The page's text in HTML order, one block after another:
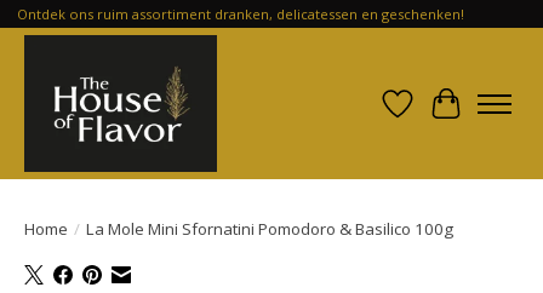
Ontdek ons ruim assortiment dranken, delicatessen en geschenken!
Verlanglijst
Home / La Mole Mini Sfornatini Pomodoro & Basilico 100g